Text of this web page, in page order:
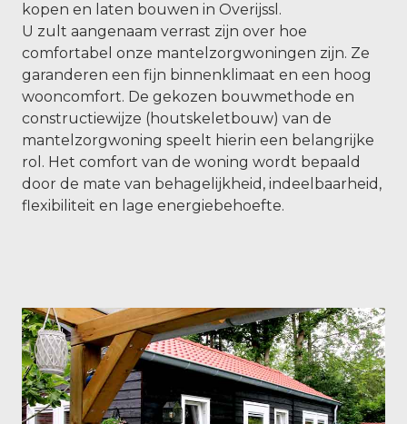
kopen en laten bouwen in Overijssl.
U zult aangenaam verrast zijn over hoe
comfortabel onze mantelzorgwoningen zijn. Ze
garanderen een fijn binnenklimaat en een hoog
wooncomfort. De gekozen bouwmethode en
constructiewijze (houtskeletbouw) van de
mantelzorgwoning speelt hierin een belangrijke
rol. Het comfort van de woning wordt bepaald
door de mate van behagelijkheid, indeelbaarheid,
flexibiliteit en lage energiebehoefte.